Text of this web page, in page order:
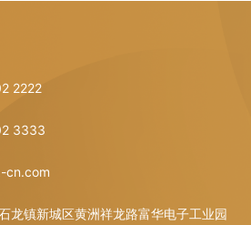
2222
3333
cn.com
龙镇新城区黄洲祥龙路富华电子工业园